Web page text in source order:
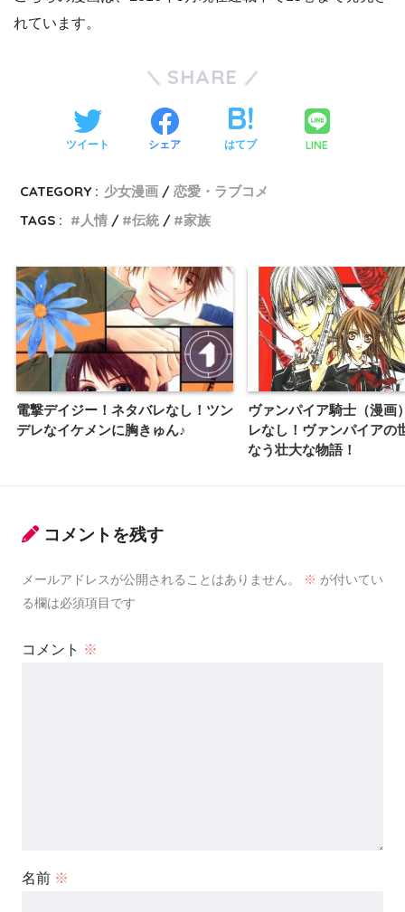
れています。
SHARE
ツイート シェア はてブ LINE
CATEGORY : 少女漫画
恋愛・ラブコメ
TAGS :
人情 伝統 家族
電撃デイジー！ネタバレなし！ツン
デレなイケメンに胸きゅん♪
ヴァンパイア騎士（漫画
レなし！ヴァンパイアの
なう壮大な物語！
コメントを残す
メールアドレスが公開されることはありません。 ※ が付いてい
る欄は必須項目です
コメント ※
名前 ※